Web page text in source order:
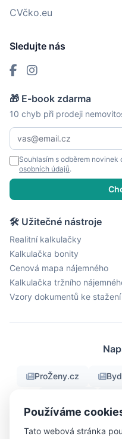
CVčko.eu
Sledujte nás
🎁 E-book zdarma
10 chyb při prodeji
Souhlasím s odběrem novinek
osobních údajů.
🛠 Užitečné nástroje
Realitní kalkulačky
Kalkulačka bonity
Cenová mapa nájemného
Kalkulačka tržního
Vzory dokumentů ke stažení
ProŽeny.cz
Objektiv24.cz
Používáme
Tato webová stránka